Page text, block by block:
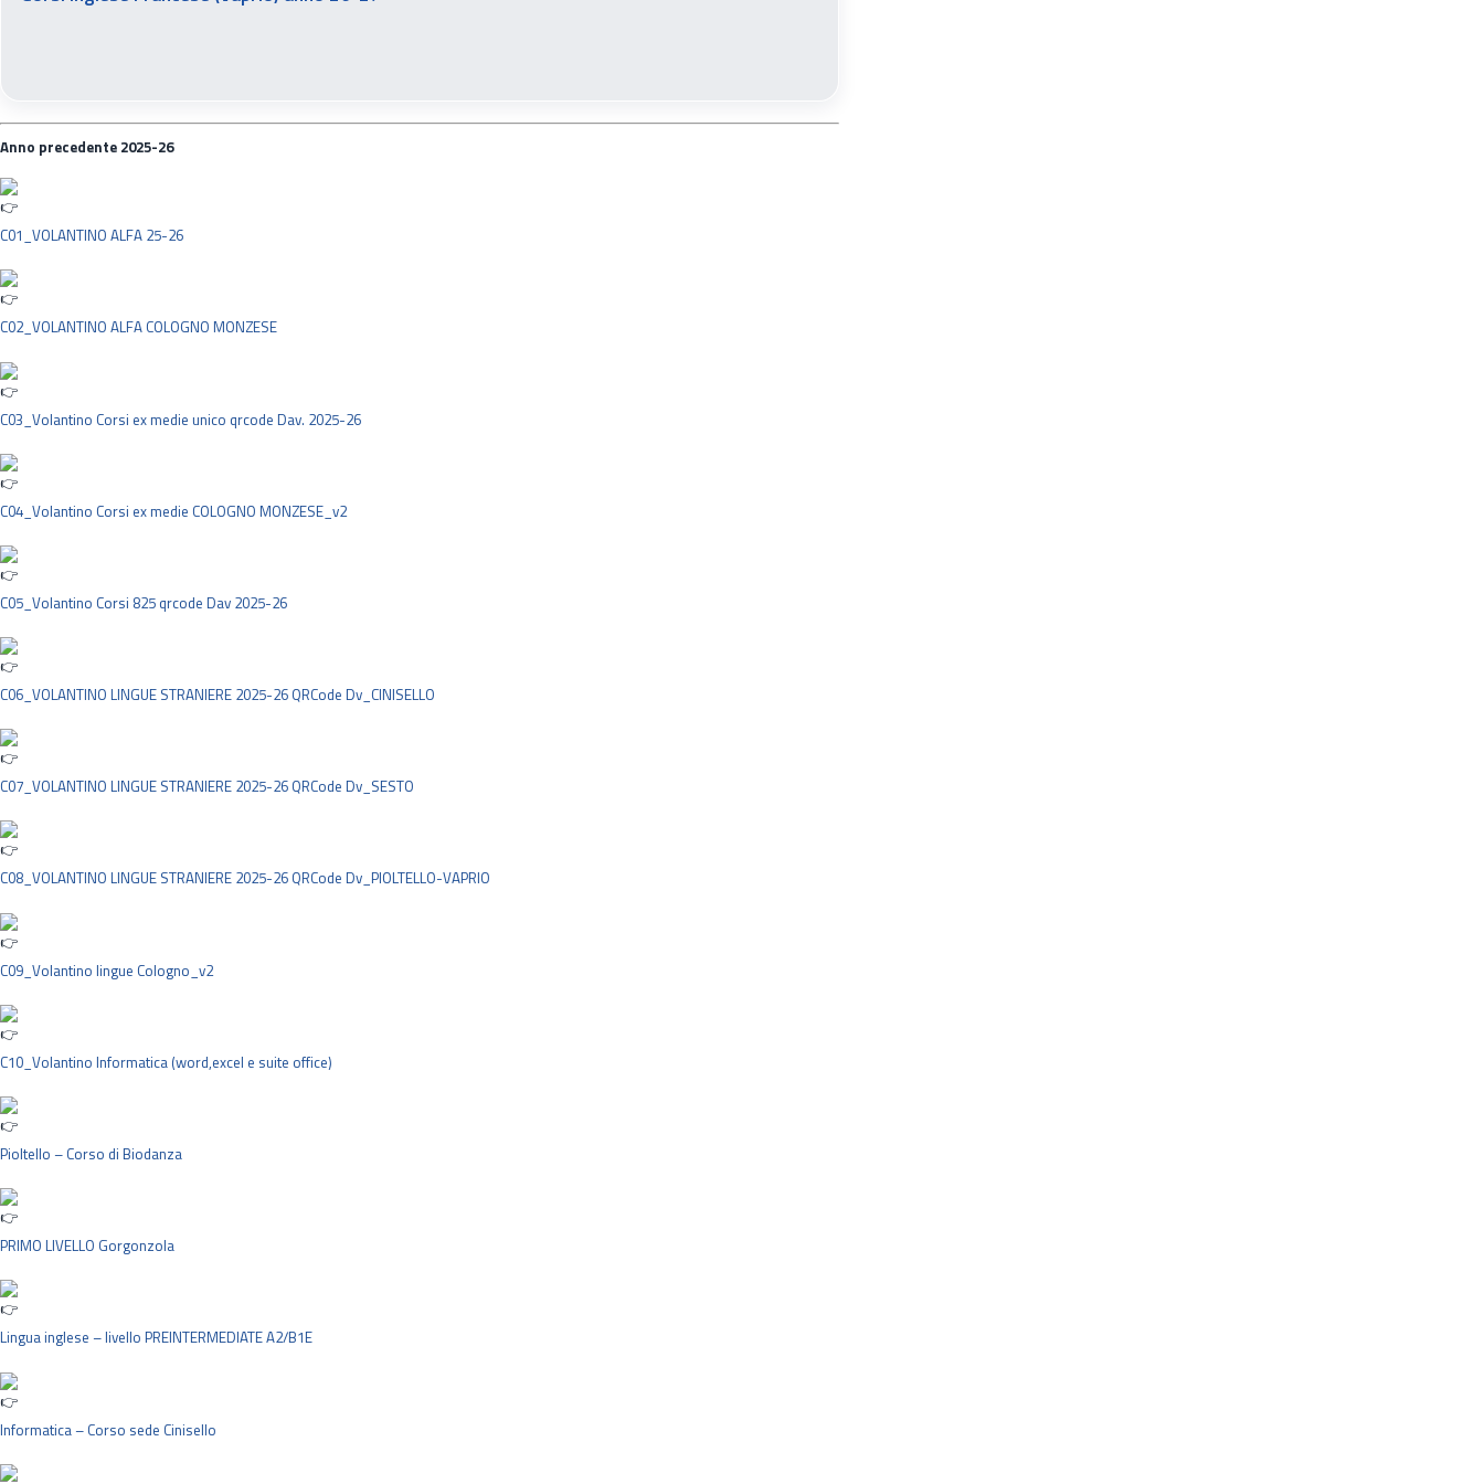
Anno precedente 2025-26
C01_VOLANTINO ALFA 25-26
C02_VOLANTINO ALFA COLOGNO MONZESE
C03_Volantino Corsi ex medie unico qrcode Dav. 2025-26
C04_Volantino Corsi ex medie COLOGNO MONZESE_v2
C05_Volantino Corsi 825 qrcode Dav 2025-26
C06_VOLANTINO LINGUE STRANIERE 2025-26 QRCode Dv_CINISELLO
C07_VOLANTINO LINGUE STRANIERE 2025-26 QRCode Dv_SESTO
C08_VOLANTINO LINGUE STRANIERE 2025-26 QRCode Dv_PIOLTELLO-VAPRIO
C09_Volantino lingue Cologno_v2
C10_Volantino Informatica (word,excel e suite office)
Pioltello – Corso di Biodanza
PRIMO LIVELLO Gorgonzola
Lingua inglese – livello PREINTERMEDIATE A2/B1E
Informatica – Corso sede Cinisello